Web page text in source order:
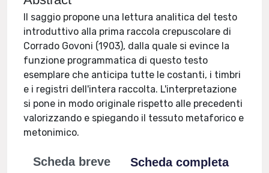
Il saggio propone una lettura analitica del testo
introduttivo alla prima raccola crepuscolare di
Corrado Govoni (1903), dalla quale si evince la
funzione programmatica di questo testo
esemplare che anticipa tutte le costanti, i timbri
e i registri dell'intera raccolta. L'interpretazione
si pone in modo originale rispetto alle precedenti
valorizzando e spiegando il tessuto metaforico e
metonimico.
Scheda breve
Scheda completa